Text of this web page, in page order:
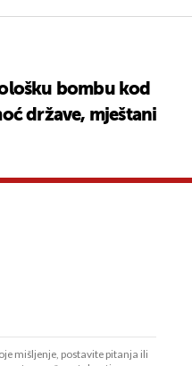
bombu kod
države, mještani
mišljenje, postavite pitanja ili